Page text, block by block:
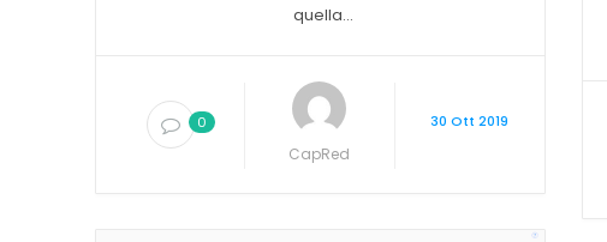
quella...
0
CapRed
30 Ott 2019